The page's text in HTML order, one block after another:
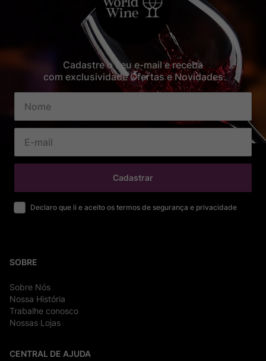
Cadastre o seu e-mail e receba
com exclusividade Ofertas e Novidades
Cadastrar
Declaro que li e aceito os termos de segurança e privacidade
SOBRE
Sobre Nós
Nossa História
Trabalhe conosco
Nossas Lojas
CENTRAL DE AJUDA